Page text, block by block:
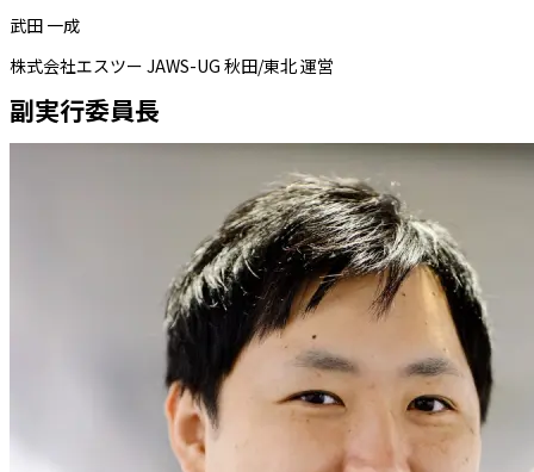
武田 一成
株式会社エスツー JAWS-UG 秋田/東北 運営
副実行委員長